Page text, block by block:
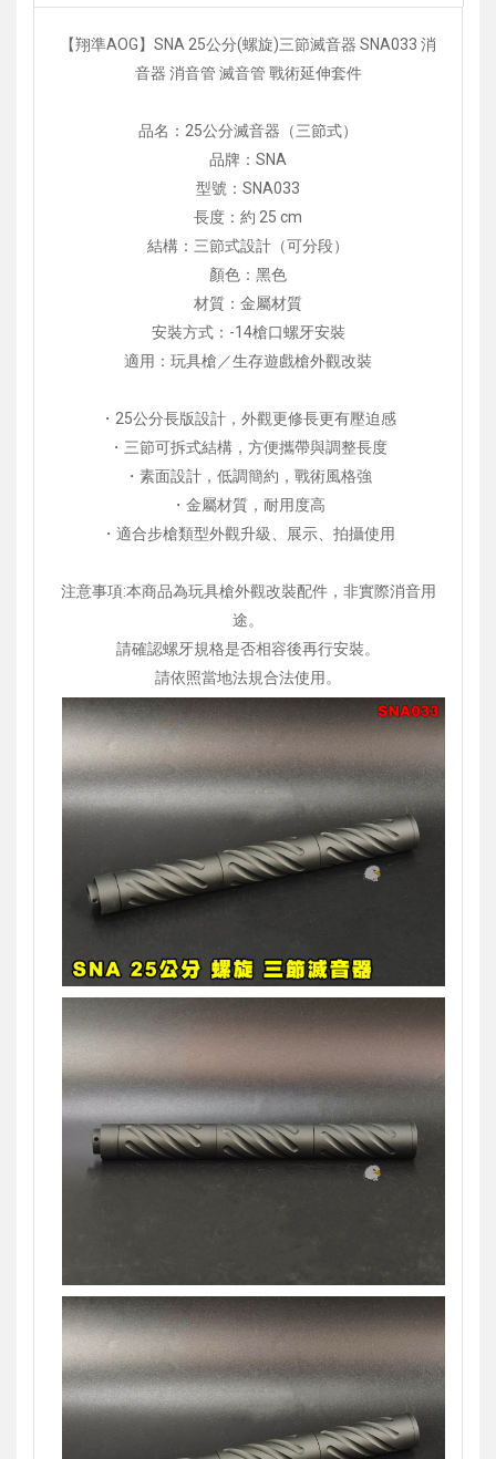
【翔準AOG】SNA 25公分(螺旋)三節滅音器 SNA033 消
音器 消音管 滅音管 戰術延伸套件
品名：25公分滅音器（三節式）
品牌：SNA
型號：SNA033
長度：約 25 cm
結構：三節式設計（可分段）
顏色：黑色
材質：金屬材質
安裝方式：-14槍口螺牙安裝
適用：玩具槍／生存遊戲槍外觀改裝
・25公分長版設計，外觀更修長更有壓迫感
・三節可拆式結構，方便攜帶與調整長度
・素面設計，低調簡約，戰術風格強
・金屬材質，耐用度高
・適合步槍類型外觀升級、展示、拍攝使用
注意事項:本商品為玩具槍外觀改裝配件，非實際消音用
途。
請確認螺牙規格是否相容後再行安裝。
請依照當地法規合法使用。